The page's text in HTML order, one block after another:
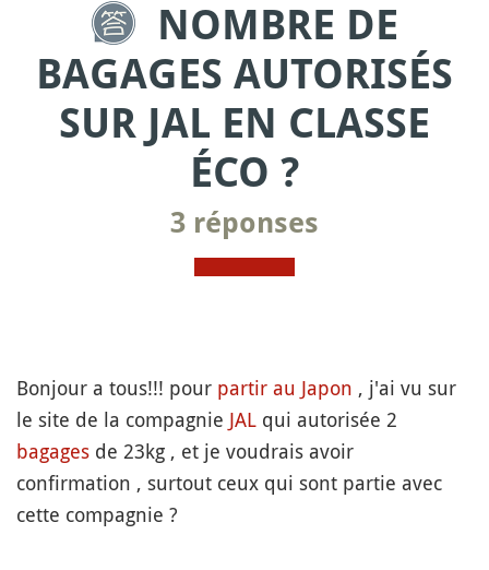
NOMBRE DE
BAGAGES AUTORISÉS
SUR JAL EN CLASSE
ÉCO ?
3 réponses
Bonjour a tous!!! pour partir au Japon , j'ai vu sur
le site de la compagnie JAL qui autorisée 2
bagages de 23kg , et je voudrais avoir
confirmation , surtout ceux qui sont partie avec
cette compagnie ?